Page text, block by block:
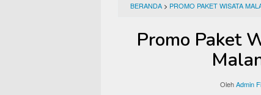
BERANDA > PROMO PAKET WISATA
Promo Paket
OlehAdmin